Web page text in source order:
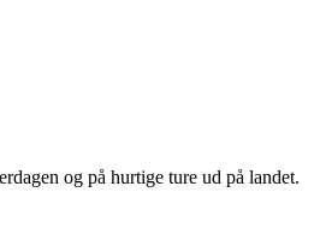
og på hurtige ture ud på landet.